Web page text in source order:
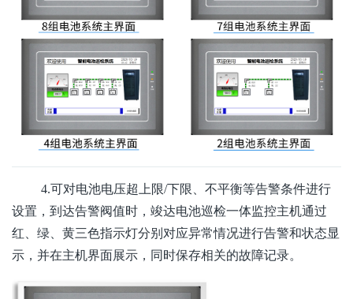
4.可对电池电压超上限/下限、不平衡等告警条件进行
设置，到达告警阀值时，竣达电池巡检一体监控主机通过
红、绿、黄三色指示灯分别对应异常情况进行告警和状态显
示，并在主机界面展示，同时保存相关的故障记录。